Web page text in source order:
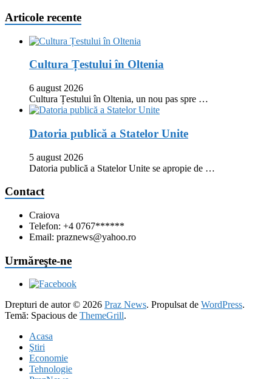
Articole recente
Cultura Țestului în Oltenia
6 august 2026
Cultura Țestului în Oltenia, un nou pas spre …
Datoria publică a Statelor Unite
5 august 2026
Datoria publică a Statelor Unite se apropie de …
Contact
Craiova
Telefon: +4 0767******
Email: praznews@yahoo.ro
Urmăreşte-ne
Drepturi de autor © 2026 Praz News. Propulsat de WordPress.
Temă: Spacious de ThemeGrill.
Acasa
Ştiri
Economie
Tehnologie